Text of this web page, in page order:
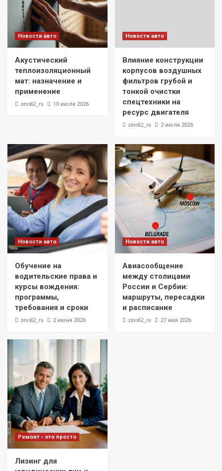
Новости авто
Акустический
теплоизоляционный
мат: назначение и
применение
zevs62_ru 10 июля 2026
Новости авто
Влияние конструкции
корпусов воздушных
фильтров грубой и
тонкой очистки
спецтехники на
ресурс двигателя
zevs62_ru 2 июля 2026
Новости авто
Обучение на
водительские права и
курсы вождения:
программы,
требования и сроки
zevs62_ru 2 июня 2026
Новости авто
Авиасообщение
между столицами
России и Сербии:
маршруты, пересадки
и расписание
zevs62_ru 27 мая 2026
Ремонт - это просто
Лизинг для